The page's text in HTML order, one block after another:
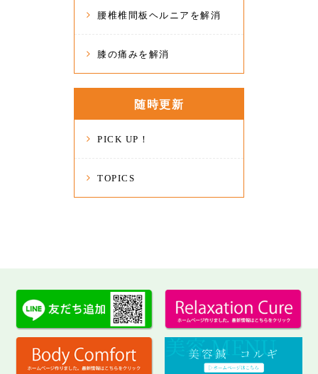
腰椎椎間板ヘルニアを解消
膝の痛みを解消
随時更新
PICK UP！
TOPICS